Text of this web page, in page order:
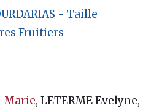
- Taille
Fruitiers -
Marie, LETERME Evelyne,